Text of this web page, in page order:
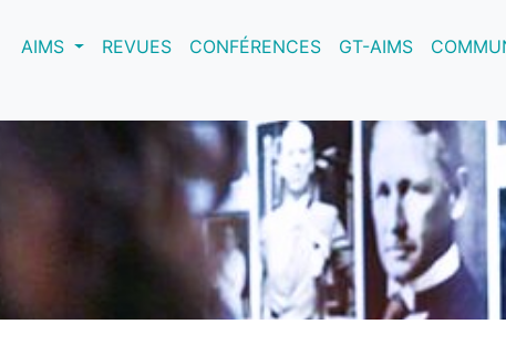
AIMS(current)REVUES CONFÉRENCES GT-AIMS